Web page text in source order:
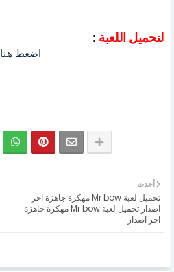
لتحميل اللعبة :
اضغط هنا
أحدث
تحميل لعبة Mr bow مهكرة جاهزة اخر
اصدار تحميل لعبة Mr bow مهكرة جاهزة
اخر اصدار